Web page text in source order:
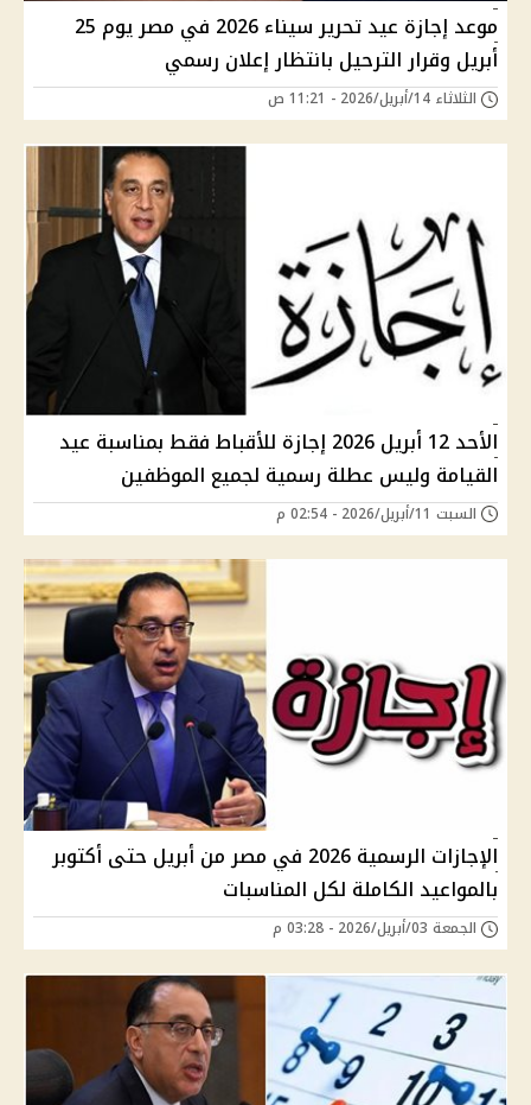
موعد إجازة عيد تحرير سيناء 2026 في مصر يوم 25
أبريل وقرار الترحيل بانتظار إعلان رسمي
الثلاثاء 14/أبريل/2026 - 11:21 ص
الأحد 12 أبريل 2026 إجازة للأقباط فقط بمناسبة عيد
القيامة وليس عطلة رسمية لجميع الموظفين
السبت 11/أبريل/2026 - 02:54 م
الإجازات الرسمية 2026 في مصر من أبريل حتى أكتوبر
بالمواعيد الكاملة لكل المناسبات
الجمعة 03/أبريل/2026 - 03:28 م